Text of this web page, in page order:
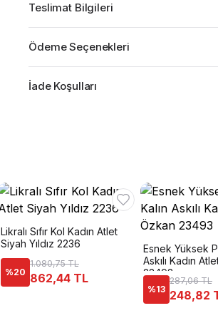
Teslimat Bilgileri
Ödeme Seçenekleri
İade Koşulları
Likralı Sıfır Kol Kadın Atlet
Siyah Yıldız 2236
%20
1.080,75 TL
862,44 TL
Esnek Yüksek
Askılı Kadın
23493
%13
287,06 TL
248,82